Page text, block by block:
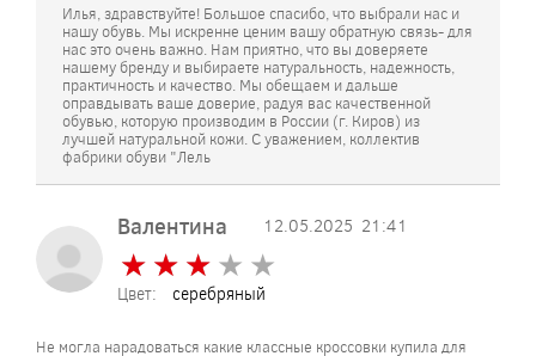
Илья, здравствуйте! Большое спасибо, что выбрали нас и
нашу обувь. Мы искренне ценим вашу обратную связь- для
нас это очень важно. Нам приятно, что вы доверяете
нашему бренду и выбираете натуральность, надежность,
практичность и качество. Мы обещаем и дальше
оправдывать ваше доверие, радуя вас качественной
обувью, которую производим в России (г. Киров) из
лучшей натуральной кожи. С уважением, коллектив
фабрики обуви "Лель
Валентина 12.05.2025 21:41
★ ★ ★ ★ ★
★ ★ ★ ★ ★
Цвет: серебряный
Не могла нарадоваться какие классные кроссовки купила для